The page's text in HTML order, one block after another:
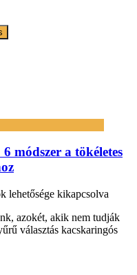
módszer a tökéletes
lehetősége kikapcsolva
azokét, akik nem tudják
választás kacskaringós